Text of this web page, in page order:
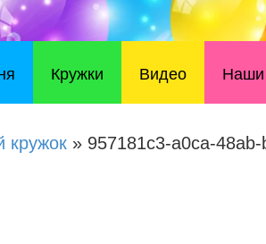
Кружки Видео Наши
кружок » 957181c3-a0ca-